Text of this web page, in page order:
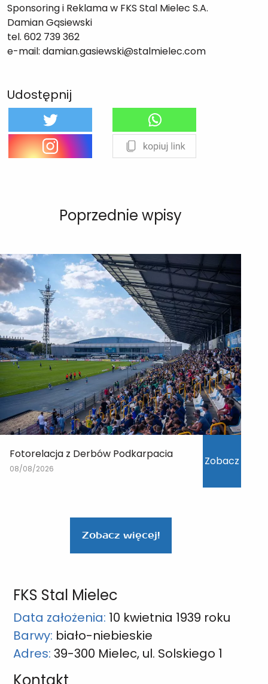
Sponsoring i Reklama w FKS Stal Mielec S.A.
Damian Gąsiewski
tel. 602 739 362
e-mail: damian.gasiewski@stalmielec.com
Udostępnij
Poprzednie wpisy
Fotorelacja z Derbów Podkarpacia
08/08/2026
Zobacz
Zobacz więcej!
FKS Stal Mielec
Data założenia: 10 kwietnia 1939 roku
Barwy: biało-niebieskie
Adres: 39-300 Mielec, ul. Solskiego 1
Kontakt